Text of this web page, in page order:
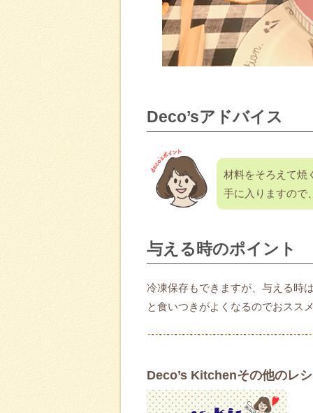
Deco’sアドバイス
材料をそろえて焼
手に入りますので
与える時のポイント
冷凍保存もできますが、与える時
と食いつきがよくなるのでおスス
Deco’s Kitchenその他のレ